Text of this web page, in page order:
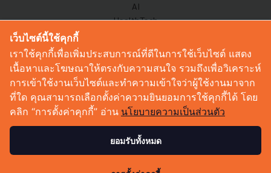
AI
HealthTech
Corp Innov
Saucy Thoughts
Sustainable
Videos
Podcast
เว็บไซต์นี้ใช้คุกกี้
เราใช้คุกกี้เพื่อเพิ่มประสบการณ์ที่ดีในการใช้เว็บไซต์ แสดง
เนื้อหาและโฆษณาให้ตรงกับความสนใจ รวมถึงเพื่อวิเคราะห์
การเข้าใช้งานเว็บไซต์และทำความเข้าใจว่าผู้ใช้งานมาจาก
ที่ใด คุณสามารถเลือกตั้งค่าความยินยอมการใช้คุกกี้ได้ โดย
คลิก “การตั้งค่าคุกกี้” อ่าน นโยบายความเป็นส่วนตัว
ยอมรับทั้งหมด